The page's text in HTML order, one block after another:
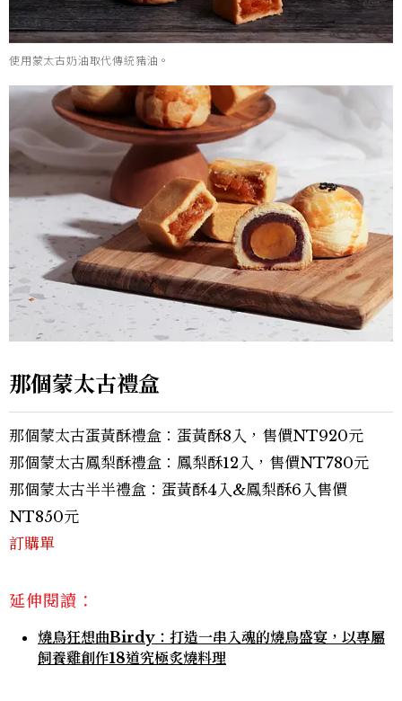
使用蒙太古奶油取代傳統豬油。
那個蒙太古禮盒
那個蒙太古蛋黃酥禮盒：蛋黃酥8入，售價NT920元
那個蒙太古鳳梨酥禮盒：鳳梨酥12入，售價NT780元
那個蒙太古半半禮盒：蛋黃酥4入&鳳梨酥6入售價
NT850元
訂購單
延伸閱讀：
燒鳥狂想曲Birdy：打造一串入魂的燒鳥盛宴，以專屬
飼養雞創作18道究極炙燒料理